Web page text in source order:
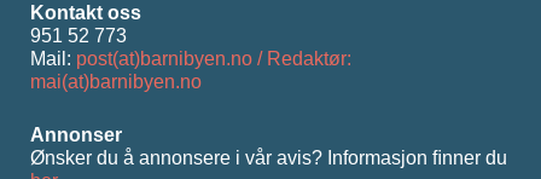
Kontakt oss
951 52 773
Mail: post(at)barnibyen.no / Redaktør:
mai(at)barnibyen.no
Annonser
Ønsker du å annonsere i vår avis? Informasjon ﬁnner du